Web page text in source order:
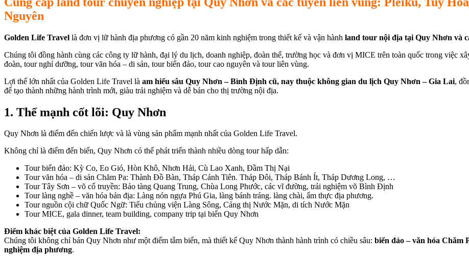
Nguyên
Golden Life Travel là đơn vị lữ hành địa phương có gần 20 năm kinh nghiệm trong thiết kế và vận hành land tour nội địa tại Quy Nhơn và
Chúng tôi đồng hành cùng các công ty lữ hành, đại lý du lịch, doanh nghiệp, đoàn thể, trường học và đơn vị MICE trên toàn quốc trong việc
đoàn, tour nghỉ dưỡng, tour văn hóa – di sản, tour biển đảo, tour cao nguyên và tour liên vùng.
Lợi thế lớn nhất của Golden Life Travel là am hiểu sâu Quy Nhơn – Bình Định cũ, nay thuộc không gian du lịch Quy Nhơn – Gia Lai,
để tạo thành những hành trình mới, giàu trải nghiệm và dễ bán cho thị trường nội địa.
1. Thế mạnh cốt lõi: Quy Nhơn
Quy Nhơn là điểm đến chiến lược và là vùng sản phẩm mạnh nhất của Golden Life Travel.
Không chỉ là điểm đến biển, Quy Nhơn có thể phát triển thành nhiều dòng tour hấp dẫn:
Tour biển đảo: Kỳ Co, Eo Gió, Hòn Khô, Nhơn Hải, Cù Lao Xanh, Đầm Thị Nại
Tour văn hóa – di sản Chăm Pa: Thành Đồ Bàn, Tháp Cánh Tiên. Tháp Đôi, Tháp Bánh Ít, Tháp Dương Long, …
Tour Tây Sơn – võ cổ truyền: Bảo tàng Quang Trung, Chùa Long Phước, các vĩ đường, trải nghiệm võ Bình Định
Tour làng nghề – văn hóa bản địa: Làng nón ngựa Phú Gia, làng bánh tráng. làng chài, ẩm thực địa phương.
Tour nguồn cội chữ Quốc Ngữ: Tiểu chủng viện Làng Sông, Cảng thị Nước Mặn, di tích Nước Mặn
Tour MICE, gala dinner, team building, company trip tại biển Quy Nhơn
Điểm khác biệt của Golden Life Travel:
Chúng tôi không chỉ bán Quy Nhơn như một điểm tắm biển, mà thiết kế Quy Nhơn thành hành trình có chiều sâu: biển đảo – văn hóa Chăm
nghiệm địa phương.